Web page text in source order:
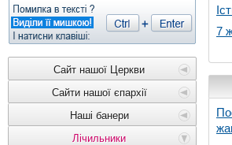
Сайт нашої Церкви
Сайти нашої єпархії
Наші банери
Лічильники
7